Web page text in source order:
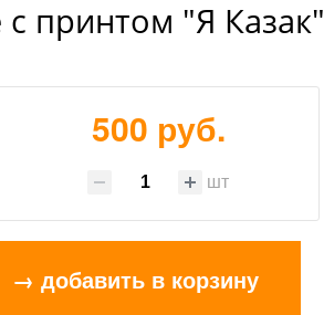
принтом "Я Казак"
500 руб.
шт
→ добавить в корзину